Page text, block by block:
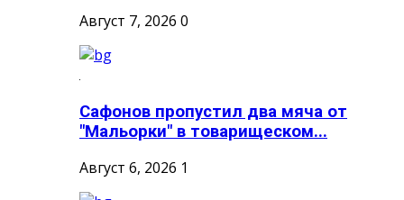
Август 7, 2026 0
Сафонов пропустил два мяча от
"Мальорки" в товарищеском...
Август 6, 2026 1